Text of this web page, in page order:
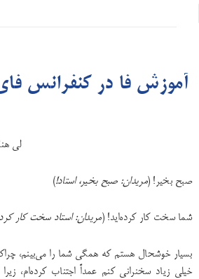
آموزش فا در کنفرانس فای
لی هنگجی،
صبح بخیر! (مریدان: صبح‌ بخیر، استاد!)
شما سخت کار کرده‌اید! (مریدان: استاد سخت کار
بسیار خوشحال هستم که همگی شما را می‌بینم،
خیلی زیاد سخنرانی کنم عمداً اجتناب کرده‌ام،